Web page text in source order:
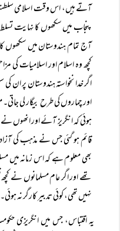
آتے ہیں، اس وقت اسلامی
پنجاب میں سکھوں کا نہایت تسلط
آج تمام ہندوستان میں سکھوں کا
کچھ وہ اسلام اور اسلامیات
اگر خدا نخواستہ ہندوستان پر ان
اور چماروں کی طرح بیگار لی
ہوئی کہ انگریز آئے اور انھوں
قائم ہو گئی جس نے مذہب کی
بھی معلوم ہے کہ اس زمانہ
تھے اور اگر عام مسلمانوں نے
نہیں تھی، کوئی تدبیر کارگر نہ ہوئی۔‘‘
یہ اقتباس، جس میں انگریزی